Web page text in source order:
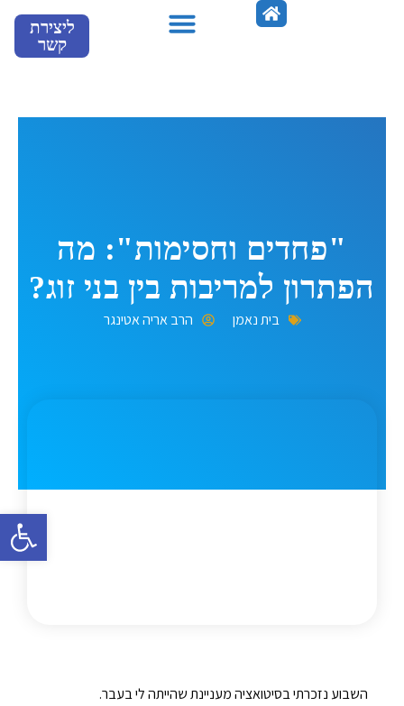
פתח
ליצירת
קשר
"פחדים וחסימות": מה
הפתרון למריבות בין בני זוג?
בית נאמן הרב אריה אטינגר
השבוע נזכרתי בסיטואציה מעניינת שהייתה לי בעבר.